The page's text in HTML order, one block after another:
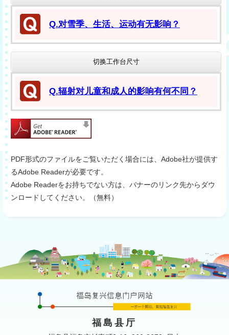
Q.对雪季、生活、运动有无影响？
切换工作台尺寸
Q.辐射对儿童和成人的影响有何不同？
PDF形式のファイルをご覧いただく場合には、Adobe社が提供す
るAdobe Readerが必要です。
Adobe Readerをお持ちでない方は、バナーのリンク先からダウ
ンロードしてください。（無料）
福島县厅